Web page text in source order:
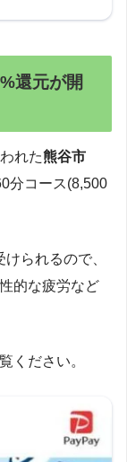
還元が開
れた熊谷市
分コース(8,500
られるので、
的な疲労など
ください。